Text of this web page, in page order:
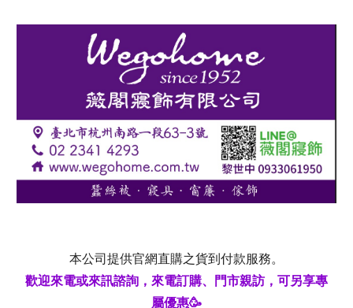
本公司提供官網直購之貨到付款服務。
歡迎來電或來訊諮詢 ， 來電訂購、門市親訪， 可另享專
屬優惠🥳